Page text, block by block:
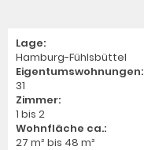
Lage:
Hamburg-Fühlsbüttel
Eigentumswohnungen:
31
Zimmer:
1 bis 2
Wohnfläche ca.:
27 m² bis 48 m²